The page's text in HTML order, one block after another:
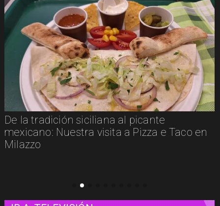
al picante
a Pizza e Taco en
Un paseo matutino